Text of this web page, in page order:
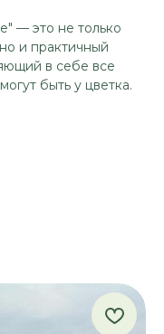
— это не только
и практичный
в себе все
быть у цветка.